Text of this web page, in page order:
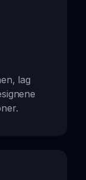
lag